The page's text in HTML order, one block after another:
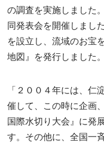
の調査を実施しました
同発表会を開催しまし
を設立し、流域のお宝
地図』を発行しました。
「２００４年には、仁
催して、この時に企画
国際水切り大会』に発
す。その他に、全国一